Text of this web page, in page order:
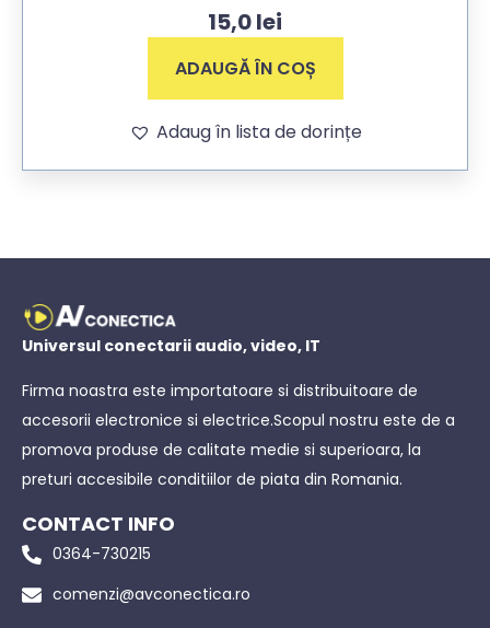
15,0lei
ADAUGĂ ÎN COȘ
Adaug în lista de dorințe
Universul conectarii audio, video, IT
Firma noastra este importatoare si distribuitoare de
accesorii electronice si electrice.Scopul nostru este de a
promova produse de calitate medie si superioara, la
preturi accesibile conditiilor de piata din Romania.
CONTACT INFO
0364-730215
comenzi@avconectica.ro